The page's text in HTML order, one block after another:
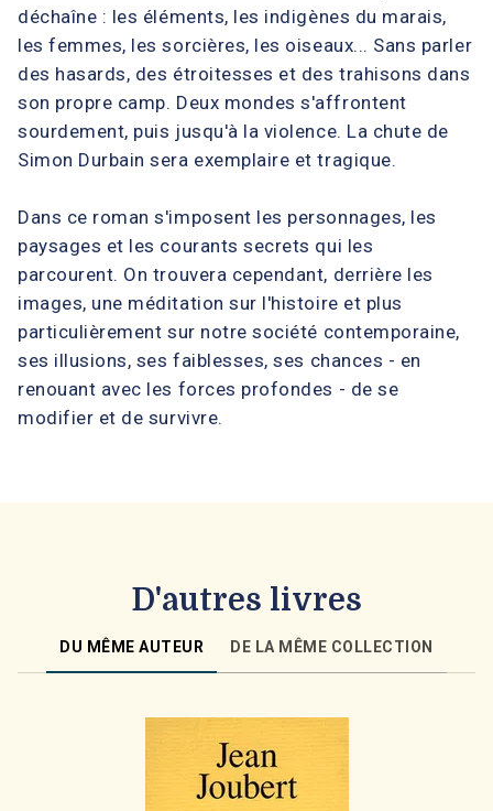
déchaîne : les éléments, les indigènes du marais,
les femmes, les sorcières, les oiseaux... Sans parler
des hasards, des étroitesses et des trahisons dans
son propre camp. Deux mondes s'affrontent
sourdement, puis jusqu'à la violence. La chute de
Simon Durbain sera exemplaire et tragique.
Dans ce roman s'imposent les personnages, les
paysages et les courants secrets qui les
parcourent. On trouvera cependant, derrière les
images, une méditation sur l'histoire et plus
particulièrement sur notre société contemporaine,
ses illusions, ses faiblesses, ses chances - en
renouant avec les forces profondes - de se
modifier et de survivre.
D'autres livres
DU MÊME AUTEUR DE LA MÊME COLLECTION